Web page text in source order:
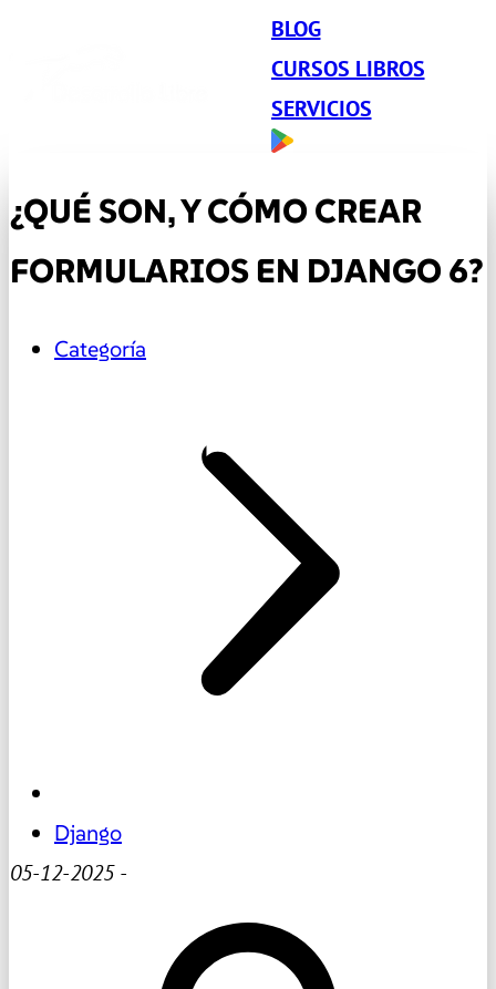
BLOG
CURSOS LIBROS
SERVICIOS
¿QUÉ SON, Y CÓMO CREAR
FORMULARIOS EN DJANGO 6?
Categoría
Django
05-12-2025-